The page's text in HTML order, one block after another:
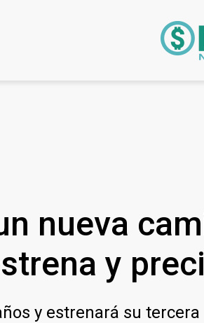
nueva
y
y estrenará su